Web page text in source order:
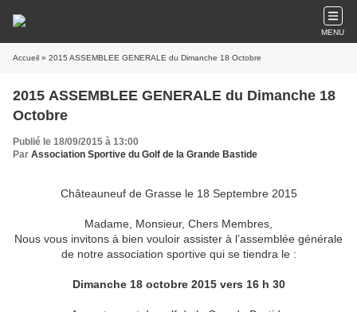
MENU
Accueil » 2015 ASSEMBLEE GENERALE du Dimanche 18 Octobre
2015 ASSEMBLEE GENERALE du Dimanche 18
Octobre
Publié le 18/09/2015 à 13:00
Par Association Sportive du Golf de la Grande Bastide
Châteauneuf de Grasse le 18 Septembre 2015
Madame, Monsieur, Chers Membres,
Nous vous invitons à bien vouloir assister à l’assemblée générale
de notre association sportive qui se tiendra le :
Dimanche 18 octobre 2015 vers 16 h 30